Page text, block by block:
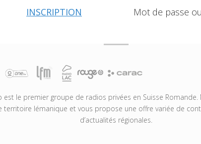
INSCRIPTION Mot de passe
est le premier groupe de radios privées en Suisse Romande.
territoire lémanique et vous propose une offre variée de
d’actualités régionales.